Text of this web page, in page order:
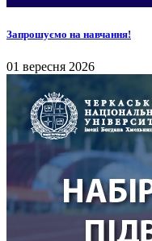
Запрошуємо на навчання!
01 вересня 2026